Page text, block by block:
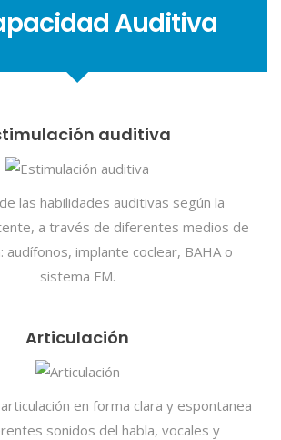
Auditiva
auditiva
las habilidades auditivas según la
a través de diferentes medios de
audífonos, implante coclear, BAHA o
sistema FM.
Articulación
en forma clara y espontanea
sonidos del habla, vocales y